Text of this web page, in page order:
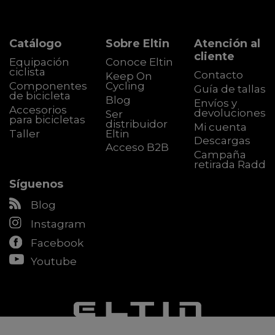
Catálogo
Equipación
ciclista
Componentes
de bicicleta
Accesorios
para bicicletas
Taller
Sobre Eltin
Conoce Eltin
Keep On
Cycling
Blog
Ser
distribuidor
Eltin
Acceso B2B
Atención al
cliente
Contacto
Guía de tallas
Envíos y
devoluciones
Mi cuenta
Descargas
Campaña
retirada Radd
Síguenos
Blog
Instagram
Facebook
Youtube